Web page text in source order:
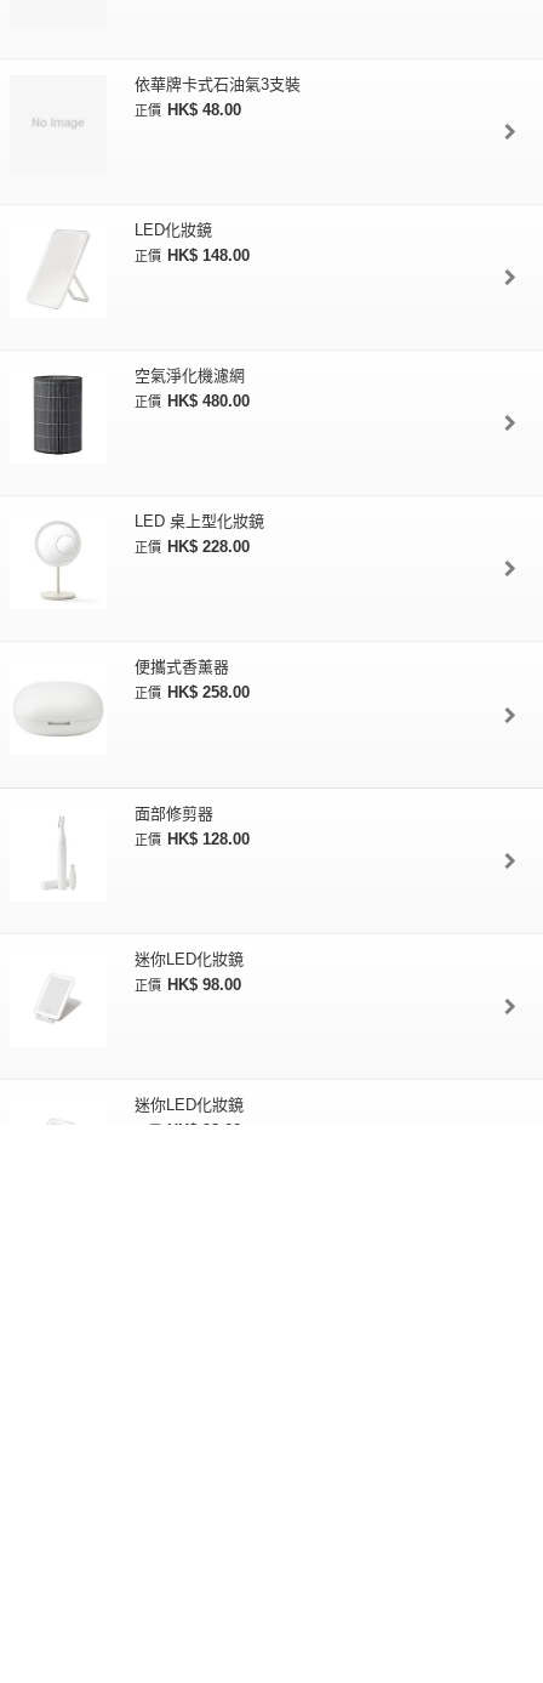
依華牌卡式石油氣3支裝
正價 HK$ 48.00
LED化妝鏡
正價 HK$ 148.00
空氣淨化機濾網
正價 HK$ 480.00
LED 桌上型化妝鏡
正價 HK$ 228.00
便攜式香薰器
正價 HK$ 258.00
面部修剪器
正價 HK$ 128.00
迷你LED化妝鏡
正價 HK$ 98.00
迷你LED化妝鏡
HK$ 98.00